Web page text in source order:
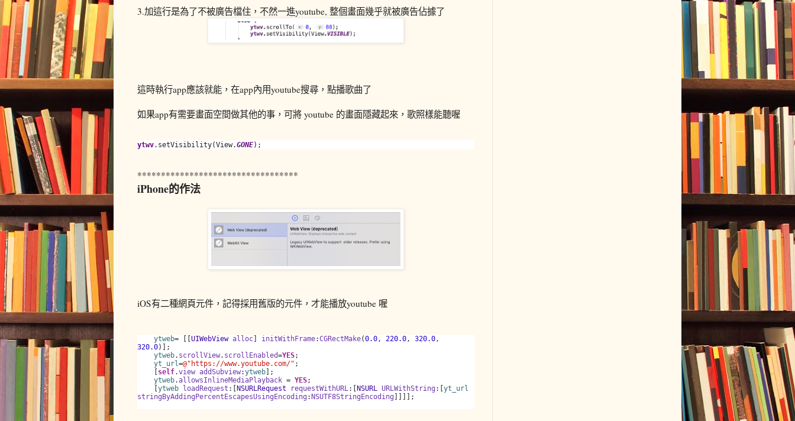
3.加這行是為了不被廣告檔住，不然一進youtube, 整個畫面幾乎就被廣告佔據了
這時執行app應該就能，在app內用youtube搜尋，點播歌曲了
如果app有需要畫面空間做其他的事，可將 youtube 的畫面隱藏起來，歌照樣能聽喔
ytwv.setVisibility(View.GONE);
**********************************
iPhone的作法
iOS有二種網頁元件，記得採用舊版的元件，才能播放youtube 喔
ytweb= [[ UIWebView alloc initWithFrame:CGRectMake(0.0, 220.0, 320.0,
320.0)];
ytweb. scrollView. scrollEnabled=YES;
yt_url=@"https://www.youtube.com/" ;
self.view addSubview:ytweb ];
ytweb.allowsInlineMediaPlayback = YES;
ytweb loadRequest :[ NSURLRequest requestWithURL:[ NSURL URLWithString :[ yt_url
stringByAddingPercentEscapesUsingEncoding : NSUTF8StringEncoding ]]]];